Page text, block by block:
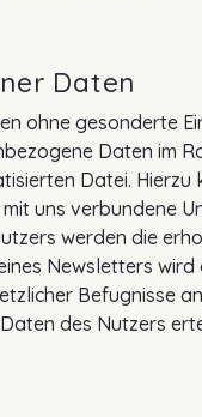
Daten
ohne gesonderte
Daten im
Datei.
uns verbundene
werden die
Newsletters
Befugnisse
des Nutzers